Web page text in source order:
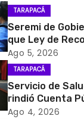
TARAPACÁ
Seremi de
que Ley de
Nacional
y el empleo en
Ago 5, 2026
TARAPACÁ
Servicio de
rindió Cuenta
Participativa
Ago 4, 2026